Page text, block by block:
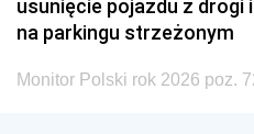
usunięcie pojazdu z drogi
na parkingu strzeżonym
Monitor Polski rok 2026 poz.